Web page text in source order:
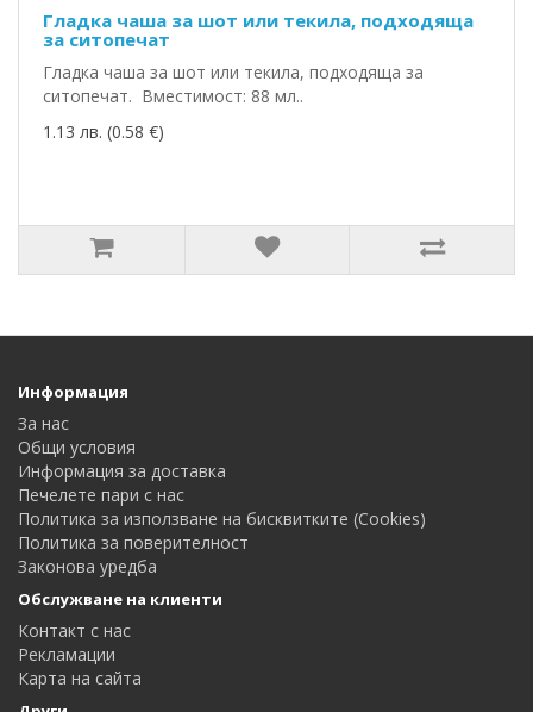
Гладка чаша за шот или текила, подходяща
за ситопечат
Гладка чаша за шот или текила, подходяща за
ситопечат. Вместимост: 88 мл..
1.13 лв. (0.58 €)
Информация
За нас
Общи условия
Информация за доставка
Печелете пари с нас
Политика за използване на бисквитките (Cookies)
Политика за поверителност
Законова уредба
Обслужване на клиенти
Контакт с нас
Рекламации
Карта на сайта